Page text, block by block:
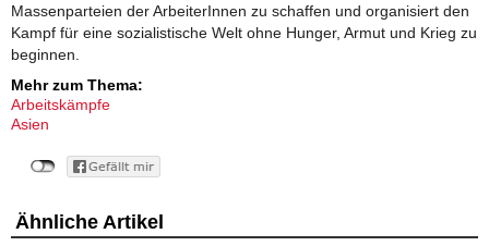
Massenparteien der ArbeiterInnen zu schaffen und organisiert den
Kampf für eine sozialistische Welt ohne Hunger, Armut und Krieg zu
beginnen.
Mehr zum Thema:
Arbeitskämpfe
Asien
Ähnliche Artikel